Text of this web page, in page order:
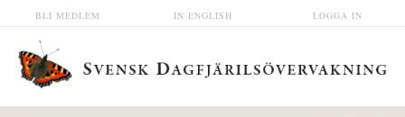
Hoppa till huvudinnehåll LOGGA IN
IN ENGLISH
BLI MEDLEM